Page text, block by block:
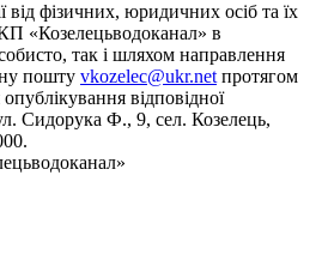
від фізичних, юридичних осіб та їх
«Козелецьводоканал» в
так і шляхом направлення
пошту vkozelec@ukr.net протягом
відповідної
Сидорука Ф., 9, сел. Козелець,